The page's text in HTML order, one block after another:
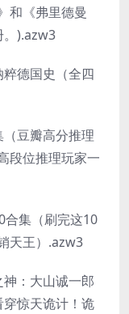
和《弗里德曼
。).azw3
德国史（全四
豆瓣高分推理
段位推理玩家一
集（刷完这10
天王）.azw3
：大山诚一郎
惊天诡计！诡